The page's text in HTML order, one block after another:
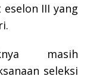
III yang
masih
seleksi